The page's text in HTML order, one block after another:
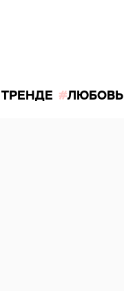
ТРЕНДЕ ЛЮБОВЬ